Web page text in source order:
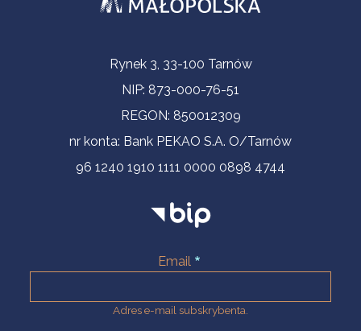
Informacje kontaktoweRynek 3, 33-100 Tarnów
NIP: 873-000-76-51
REGON: 850012309
nr konta: Bank PEKAO S.A. O/Tarnów
96 1240 1910 1111 0000 0898 4744
Email
Adres e-mail subskrybenta.